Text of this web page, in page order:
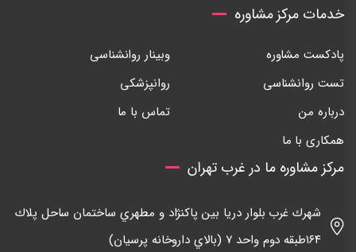
خدمات مرکز مشاوره
پادکست مشاوره
وبینار روانشناسی
تست روانشناسی
روانپزشکی
درباره من
تماس با ما
همکاری با ما
مرکز مشاوره ما در غرب تهران
شهرك غرب بلوار دريا بين پاكنژاد و مطهري ساختمان ساحل پلاك
١٦٤طبقه دوم واحد ٧ (بالاي داروخانه پرسيان)